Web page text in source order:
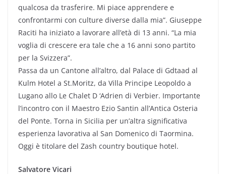
qualcosa da trasferire. Mi piace apprendere e
confrontarmi con culture diverse dalla mia”. Giuseppe
Raciti ha iniziato a lavorare all’età di 13 anni. “La mia
voglia di crescere era tale che a 16 anni sono partito
per la Svizzera”.
Passa da un Cantone all’altro, dal Palace di Gdtaad al
Kulm Hotel a St.Moritz, da Villa Principe Leopoldo a
Lugano allo Le Chalet D ‘Adrien di Verbier. Importante
l’incontro con il Maestro Ezio Santin all’Antica Osteria
del Ponte. Torna in Sicilia per un’altra significativa
esperienza lavorativa al San Domenico di Taormina.
Oggi è titolare del Zash country boutique hotel.
Salvatore Vicari